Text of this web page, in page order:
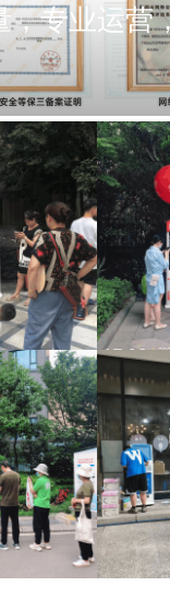
，专业运营